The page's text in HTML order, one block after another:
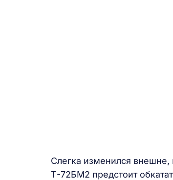
Слегка изменился
Т-72БМ2 предстоит